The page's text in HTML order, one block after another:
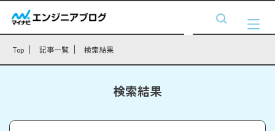
Top 記事一覧 検索結果
検索結果